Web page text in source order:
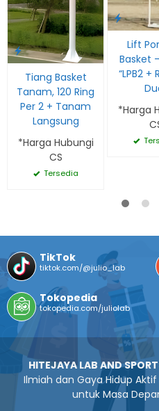
Tiang Basket
Tanam, 120 Ring
Per 2 + Tanam
Langsung
*Harga Hubungi
CS
Tersedia
Lift
Basket
“LPB2 +
*Harga
TikTok
tiktok.com/@julio_lab
Tokopedia
tokopedia.com/juliolab
HITEJAYA LAB AND
Ilmiah dan Gaya Hidup
untuk Masa